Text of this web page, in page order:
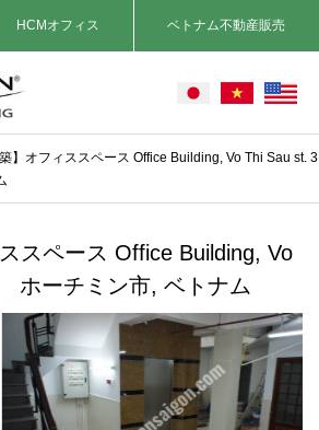
HCMオフィス ベトナム不動産販売
築】オフィススペース Office Building, Vo Thi Sau st. 3
スペース Office Building, Vo
ホーチミン市, ベトナム